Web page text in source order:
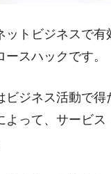
ットビジネスで有
スハックです。
ビジネス活動で得
よって、サービス